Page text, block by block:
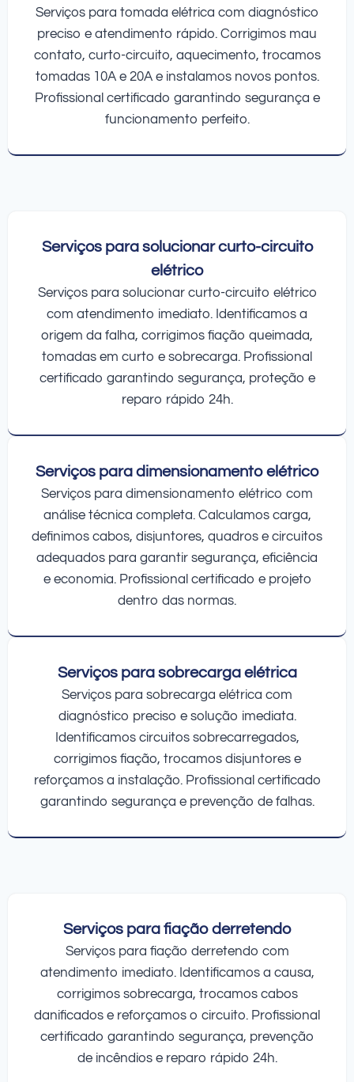
Serviços para tomada elétrica com diagnóstico
preciso e atendimento rápido. Corrigimos mau
contato, curto-circuito, aquecimento, trocamos
tomadas 10A e 20A e instalamos novos pontos.
Profissional certificado garantindo segurança e
funcionamento perfeito.
Serviços para solucionar curto-circuito
elétrico
Serviços para solucionar curto-circuito elétrico
com atendimento imediato. Identificamos a
origem da falha, corrigimos fiação queimada,
tomadas em curto e sobrecarga. Profissional
certificado garantindo segurança, proteção e
reparo rápido 24h.
Serviços para dimensionamento elétrico
Serviços para dimensionamento elétrico com
análise técnica completa. Calculamos carga,
definimos cabos, disjuntores, quadros e circuitos
adequados para garantir segurança, eficiência
e economia. Profissional certificado e projeto
dentro das normas.
Serviços para sobrecarga elétrica
Serviços para sobrecarga elétrica com
diagnóstico preciso e solução imediata.
Identificamos circuitos sobrecarregados,
corrigimos fiação, trocamos disjuntores e
reforçamos a instalação. Profissional certificado
garantindo segurança e prevenção de falhas.
Serviços para fiação derretendo
Serviços para fiação derretendo com
atendimento imediato. Identificamos a causa,
corrigimos sobrecarga, trocamos cabos
danificados e reforçamos o circuito. Profissional
certificado garantindo segurança, prevenção
de incêndios e reparo rápido 24h.